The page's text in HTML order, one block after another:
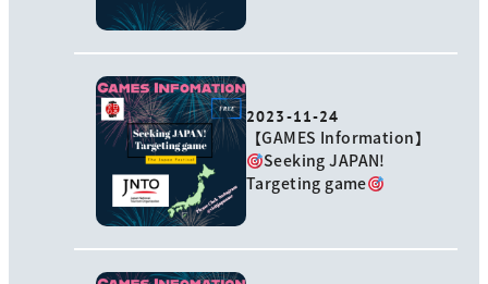
2023-11-24
【GAMES Information】
Seeking JAPAN!
Targeting game